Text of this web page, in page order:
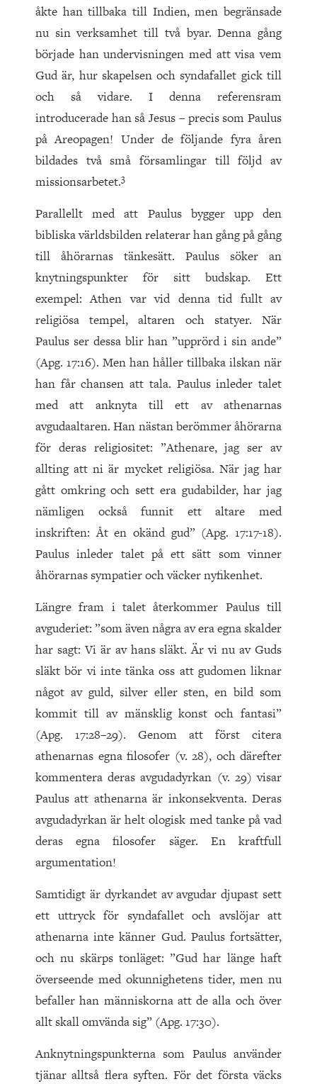
åkte han tillbaka till Indien, men begränsade
nu sin verksamhet till två byar. Denna gång
började han undervisningen med att visa vem
Gud är, hur skapelsen och syndafallet gick till
och så vidare. I denna referensram
introducerade han så Jesus – precis som Paulus
på Areopagen! Under de följande fyra åren
bildades två små församlingar till följd av
missionsarbetet.3
Parallellt med att Paulus bygger upp den
bibliska världsbilden relaterar han gång på gång
till åhörarnas tänkesätt. Paulus söker an
knytningspunkter för sitt budskap. Ett
exempel: Athen var vid denna tid fullt av
religiösa tempel, altaren och statyer. När
Paulus ser dessa blir han ”upprörd i sin ande”
(Apg. 17:16). Men han håller tillbaka ilskan när
han får chansen att tala. Paulus inleder talet
med att anknyta till ett av athenarnas
avgudaaltaren. Han nästan berömmer åhörarna
för deras religiositet: ”Athenare, jag ser av
allting att ni är mycket religiösa. När jag har
gått omkring och sett era gudabilder, har jag
nämligen också funnit ett altare med
inskriften: Åt en okänd gud” (Apg. 17:17-18).
Paulus inleder talet på ett sätt som vinner
åhörarnas sympatier och väcker nyfikenhet.
Längre fram i talet återkommer Paulus till
avguderiet: ”som även några av era egna skalder
har sagt: Vi är av hans släkt. Är vi nu av Guds
släkt bör vi inte tänka oss att gudomen liknar
något av guld, silver eller sten, en bild som
kommit till av mänsklig konst och fantasi”
(Apg. 17:28–29). Genom att först citera
athenarnas egna filosofer (v. 28), och därefter
kommentera deras avgudadyrkan (v. 29) visar
Paulus att athenarna är inkonsekventa. Deras
avgudadyrkan är helt ologisk med tanke på vad
deras egna filosofer säger. En kraftfull
argumentation!
Samtidigt är dyrkandet av avgudar djupast sett
ett uttryck för syndafallet och avslöjar att
athenarna inte känner Gud. Paulus fortsätter,
och nu skärps tonläget: ”Gud har länge haft
överseende med okunnighetens tider, men nu
befaller han människorna att de alla och över
allt skall omvända sig” (Apg. 17:30).
Anknytningspunkterna som Paulus använder
tjänar alltså flera syften. För det första väcks